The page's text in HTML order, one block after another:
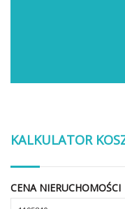
KALKULATOR
CENA NIERUCHOMOŚCI